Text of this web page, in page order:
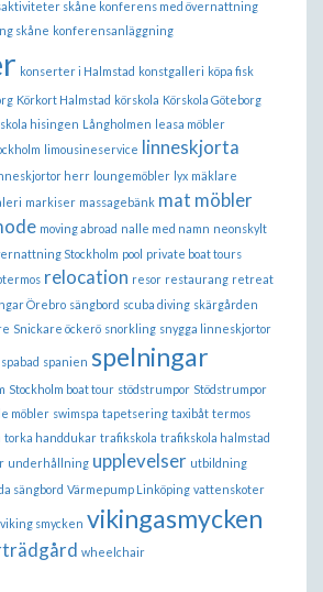
skåne konferens med övernattning
skåne konferensanläggning
konserter i Halmstad konstgalleri köpa fisk
Körkort Halmstad körskola Körskola Göteborg
hisingen Långholmen
leasa möbler
limousineservice linneskjorta
herr loungemöbler lyx mäklare
markiser massagebänk mat möbler
moving abroad nalle med namn neonskylt
Stockholm pool private boat tours
relocation resor restaurang retreat
Örebro sängbord scuba diving skärgården
Snickare öckerö snorkling snygga linneskjortor
spabad spanien spelningar
Stockholm boat tour stödstrumpor Stödstrumpor
möbler swimspa tapetsering taxibåt termos
torka handdukar trafikskola trafikskola halmstad
underhållning upplevelser utbildning
sängbord Värmepump Linköping vattenskoter
viking smycken vikingasmycken
wheelchair